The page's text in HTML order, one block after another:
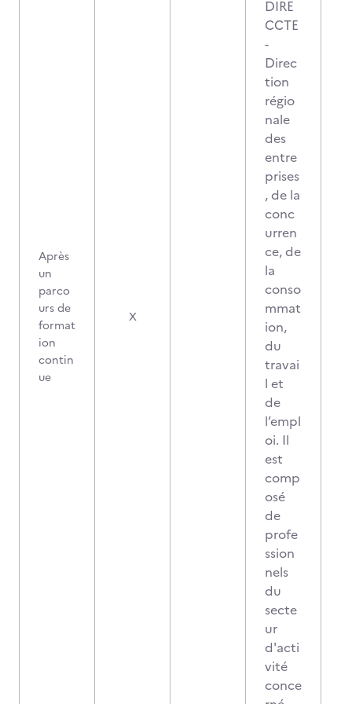
Après
un
parco
urs de
format
ion
contin
ue
X
DIRE
CCTE
-
Direc
tion
régio
nale
des
entre
prises
, de la
conc
urren
ce, de
la
conso
mmat
ion,
du
travai
l et
de
l’empl
oi. Il
est
comp
osé
de
profe
ssion
nels
du
secte
ur
d'acti
vité
conce